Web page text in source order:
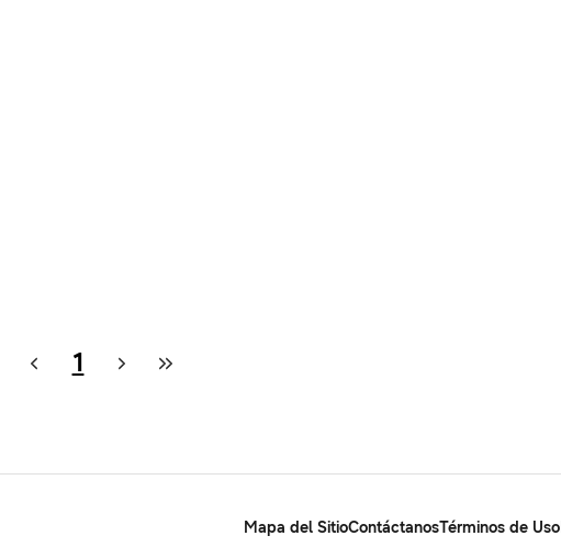
1
Mapa del SitioContáctanosTérminos de Uso